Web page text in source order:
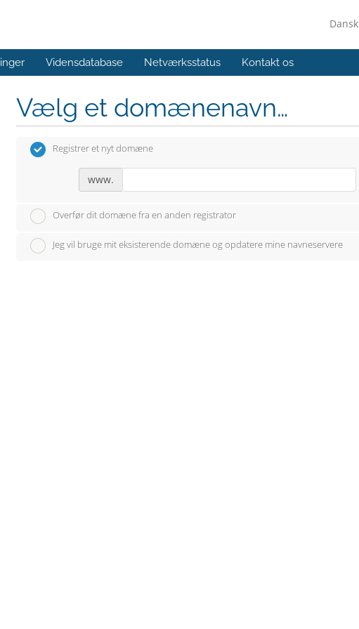
Dansk
Vidensdatabase Netværksstatus Kontakt os
Vælg et domænenavn…
Registrer et nyt domæne
www.
Overfør dit domæne fra en anden registrator
Jeg vil bruge mit eksisterende domæne og opdatere mine navneservere